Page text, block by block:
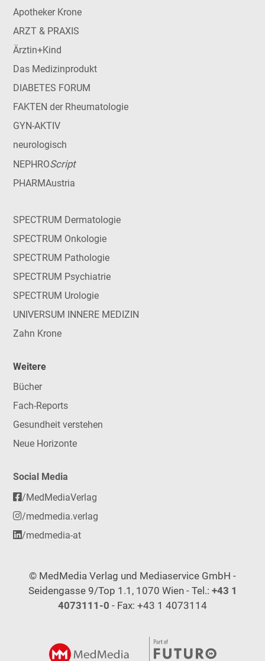
Apotheker Krone
ARZT & PRAXIS
Ärztin+Kind
Das Medizinprodukt
DIABETES FORUM
FAKTEN der Rheumatologie
GYN-AKTIV
neurologisch
NEPHROScript
PHARMAustria
SPECTRUM Dermatologie
SPECTRUM Onkologie
SPECTRUM Pathologie
SPECTRUM Psychiatrie
SPECTRUM Urologie
UNIVERSUM INNERE MEDIZIN
Zahn Krone
Weitere
Bücher
Fach-Reports
Gesundheit verstehen
Neue Horizonte
Social Media
/MedMediaVerlag
/medmedia.verlag
/medmedia-at
© MedMedia Verlag und Mediaservice GmbH -
Seidengasse 9/Top 1.1, 1070 Wien - Tel.: +43 1
4073111-0 - Fax: +43 1 4073114